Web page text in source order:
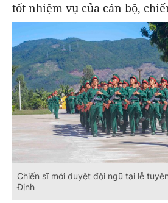
tốt nhiệm vụ của cán bộ,
Chiến sĩ mới duyệt đội ngũ tại lễ
Định